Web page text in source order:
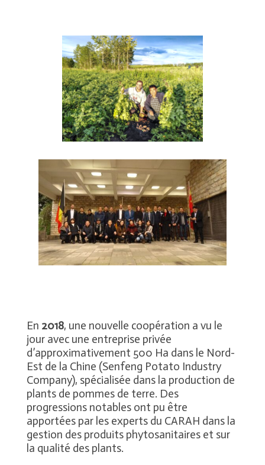
En 2018, une nouvelle coopération a vu le
jour avec une entreprise privée
d’approximativement 500 Ha dans le Nord-
Est de la Chine (Senfeng Potato Industry
Company), spécialisée dans la production de
plants de pommes de terre. Des
progressions notables ont pu être
apportées par les experts du CARAH dans la
gestion des produits phytosanitaires et sur
la qualité des plants.